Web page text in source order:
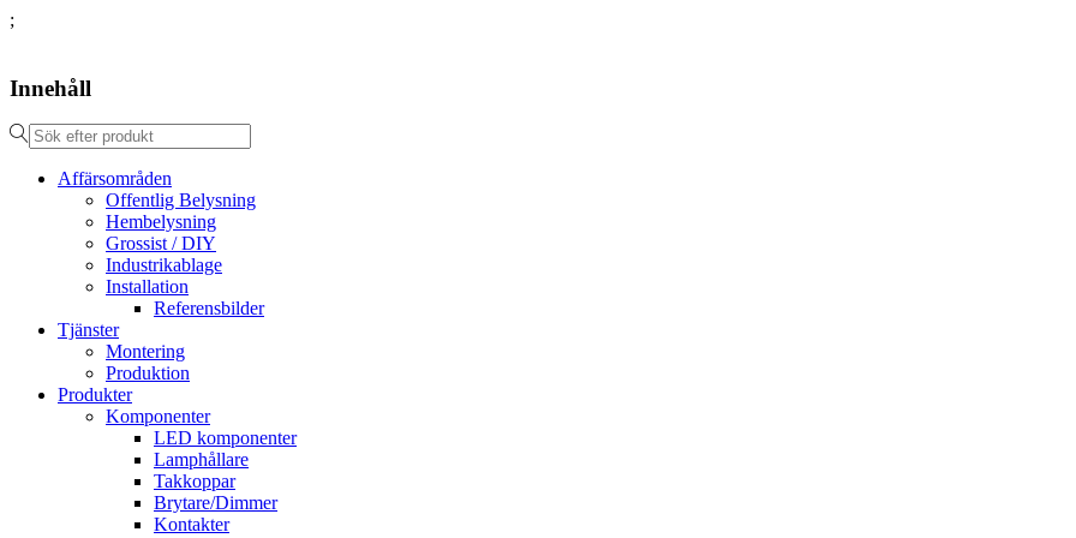
;
Innehåll
Affärsområden
Offentlig Belysning
Hembelysning
Grossist / DIY
Industrikablage
Installation
Referensbilder
Tjänster
Montering
Produktion
Produkter
Komponenter
LED komponenter
Lamphållare
Takkoppar
Brytare/Dimmer
Kontakter